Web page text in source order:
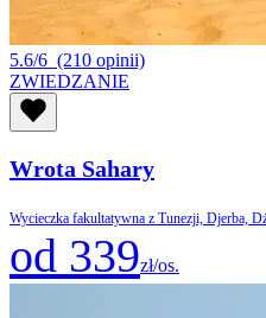
5.6/6 (210 opinii)
ZWIEDZANIE
Wrota Sahary
Wycieczka fakultatywna z Tunezji, Djerba,
od 339zł/os.